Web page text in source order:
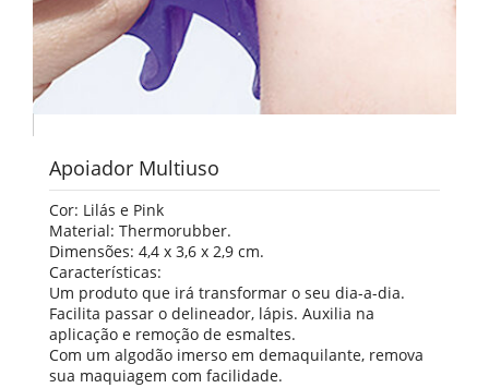
Apoiador Multiuso
Cor: Lilás e Pink
Material: Thermorubber.
Dimensões: 4,4 x 3,6 x 2,9 cm.
Características:
Um produto que irá transformar o seu dia-a-dia.
Facilita passar o delineador, lápis. Auxilia na
aplicação e remoção de esmaltes.
Com um algodão imerso em demaquilante, remova
sua maquiagem com facilidade.